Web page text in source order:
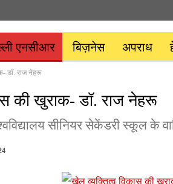
एनसीआर बिज़नेस अपराध
डॉ. राज नेहरू
की खुराक- डॉ. राज नेहरू
सीनियर सेकेंडरी स्कूल के